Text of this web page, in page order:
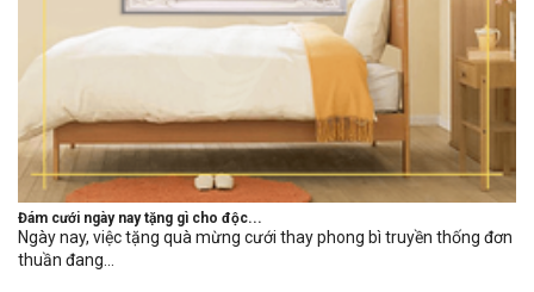
Đám cưới ngày nay tặng gì cho độc...
Ngày nay, việc tặng quà mừng cưới thay phong bì truyền thống đơn
thuần đang...